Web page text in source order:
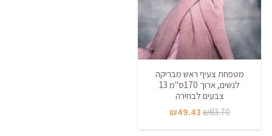
מטפחת צעיף ראש מבריקה
לנשים, ארוך 170ס"מ 13
צבעים לבחירה
₪83.70
המחיר
המקורי
₪49.43
הנוכחי